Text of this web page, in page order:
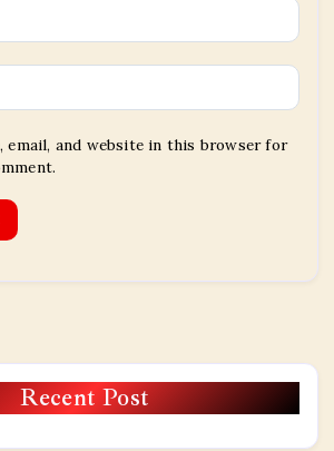
email, and website in this browser for
Recent Post